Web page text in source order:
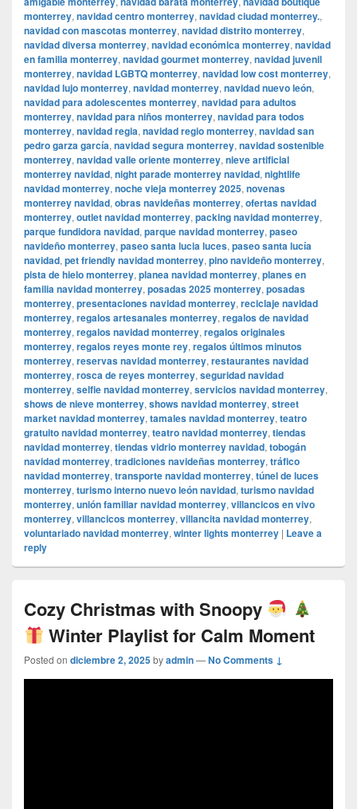
monterrey, navidad centro monterrey, navidad ciudad monterrey.,
navidad con mascotas monterrey, navidad distrito monterrey,
navidad diversa monterrey, navidad económica monterrey, navidad
en familia monterrey, navidad gourmet monterrey, navidad juvenil
monterrey, navidad LGBTQ monterrey, navidad low cost monterrey,
navidad lujo monterrey, navidad monterrey, navidad nuevo león,
navidad para adolescentes monterrey, navidad para adultos
monterrey, navidad para niños monterrey, navidad para todos
monterrey, navidad regia, navidad regio monterrey, navidad san
pedro garza garcía, navidad segura monterrey, navidad sostenible
monterrey, navidad valle oriente monterrey, nieve artificial
monterrey navidad, night parade monterrey navidad, nightlife
navidad monterrey, noche vieja monterrey 2025, novenas
monterrey navidad, obras navideñas monterrey, ofertas navidad
monterrey, outlet navidad monterrey, packing navidad monterrey,
parque fundidora navidad, parque navidad monterrey, paseo
navideño monterrey, paseo santa lucia luces, paseo santa lucía
navidad, pet friendly navidad monterrey, pino navideño monterrey,
pista de hielo monterrey, planea navidad monterrey, planes en
familia navidad monterrey, posadas 2025 monterrey, posadas
monterrey, presentaciones navidad monterrey, reciclaje navidad
monterrey, regalos artesanales monterrey, regalos de navidad
monterrey, regalos navidad monterrey, regalos originales
monterrey, regalos reyes monte rey, regalos últimos minutos
monterrey, reservas navidad monterrey, restaurantes navidad
monterrey, rosca de reyes monterrey, seguridad navidad
monterrey, selfie navidad monterrey, servicios navidad monterrey,
shows de nieve monterrey, shows navidad monterrey, street
market navidad monterrey, tamales navidad monterrey, teatro
gratuito navidad monterrey, teatro navidad monterrey, tiendas
navidad monterrey, tiendas vidrio monterrey navidad, tobogán
navidad monterrey, tradiciones navideñas monterrey, tráfico
navidad monterrey, transporte navidad monterrey, túnel de luces
monterrey, turismo interno nuevo león navidad, turismo navidad
monterrey, unión familiar navidad monterrey, villancicos en vivo
monterrey, villancicos monterrey, villancita navidad monterrey,
voluntariado navidad monterrey, winter lights monterrey | Leave a
reply
Cozy Christmas with Snoopy
Winter Playlist for Calm Moment
Posted on diciembre 2, 2025byadmin—No Comments ↓